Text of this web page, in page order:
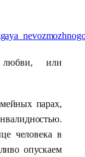
или
парах,
человека в
опускаем